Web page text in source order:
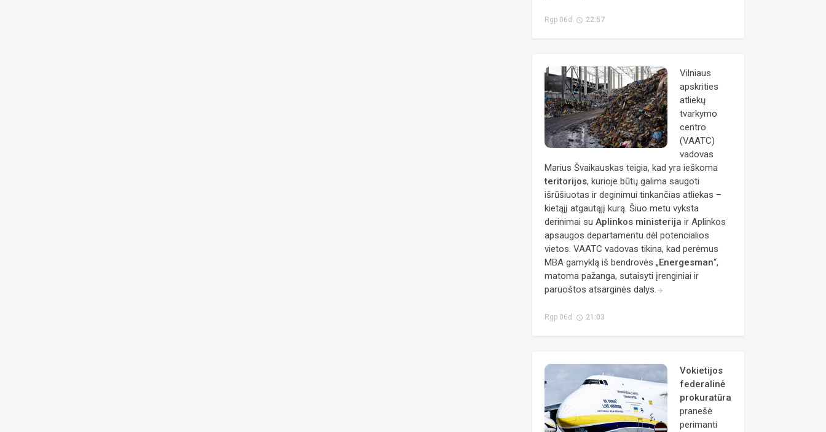
Rgp 06d. access_time 22:57
Vilniaus
apskrities
atliekų
tvarkymo
centro
(VAATC)
vadovas
Marius Švaikauskas teigia, kad yra ieškoma
teritorijos, kurioje būtų galima saugoti
išrūšiuotas ir deginimui tinkančias atliekas –
kietąjį atgautąjį kurą. Šiuo metu vyksta
derinimai suAplinkos ministerija ir Aplinkos
apsaugos departamentu dėl potencialios
vietos. VAATC vadovas tikina, kad perėmus
MBA gamyklą iš bendrovės „Energesman“,
matoma pažanga, sutaisyti įrenginiai ir
paruoštos atsarginės dalys. arrow_forward
Rgp 06d. access_time 21:03
Vokietijos
federalinė
prokuratūra
pranešė
perimanti